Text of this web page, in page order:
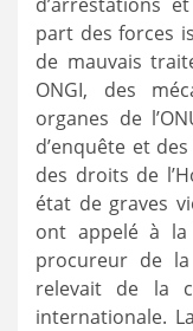
part des forces
de mauvais
ONGI, des
organes de
d’enquête et
des droits de
état de graves
ont appelé à la
procureur de
relevait de la
internationale.